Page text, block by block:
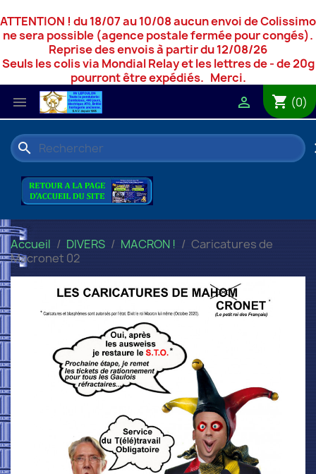
ATTENTION ! du 18/07 au 10/08 aucun envoi de Colissimo
ne sera possible (agence postale fermée pour congés).
Reprise des envois à partir du 12/08/26
Seuls les colis via Mondial Relay et les lettres de - de 20g
pourront être expédiés. Merci.
 shopping_cart (0)

search
Accueil DIVERS MACRON !
Caricatures de
Macronet 02